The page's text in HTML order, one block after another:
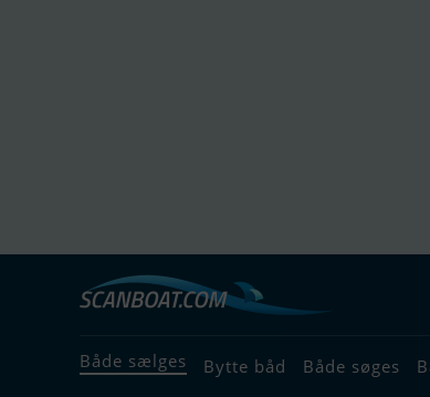
Både sælges Bytte båd Både søges